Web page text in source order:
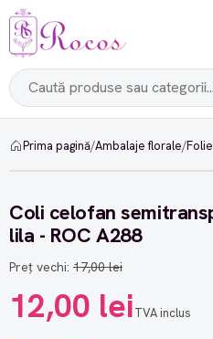
Prima pagină/Ambalaje florale/
-29%
Coli celofan
lila - ROC A288
Preț vechi: 17,00 lei
12,00 leiTVA inclus